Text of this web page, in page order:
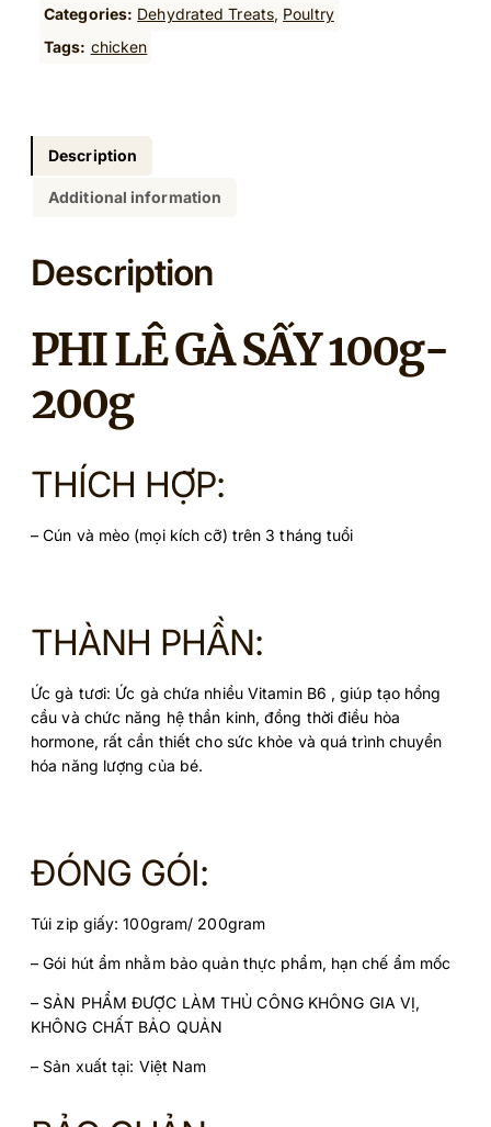
k
n
g
a
t
i
y
Categories: Dehydrated Treats, Poultry
Tags: chicken
Description
Additional information
Description
PHI LÊ GÀ SẤY 100g-
200g
THÍCH HỢP:
– Cún và mèo (mọi kích cỡ) trên 3 tháng tuổi
THÀNH PHẦN:
Ức gà tươi: Ức gà chứa nhiều Vitamin B6 , giúp tạo hồng
cầu và chức năng hệ thần kinh, đồng thời điều hòa
hormone, rất cần thiết cho sức khỏe và quá trình chuyển
hóa năng lượng của bé.
ĐÓNG GÓI:
Túi zip giấy: 100gram/ 200gram
– Gói hút ẩm nhằm bảo quản thực phẩm, hạn chế ẩm mốc
– SẢN PHẨM ĐƯỢC LÀM THỦ CÔNG KHÔNG GIA VỊ,
KHÔNG CHẤT BẢO QUẢN
– Sản xuất tại: Việt Nam